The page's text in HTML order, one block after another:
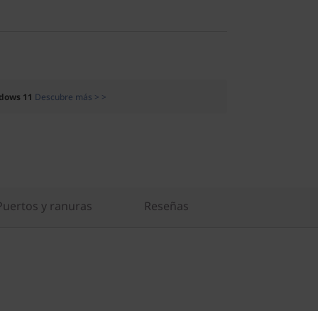
11 Descubre más > >
y ranuras Reseñas